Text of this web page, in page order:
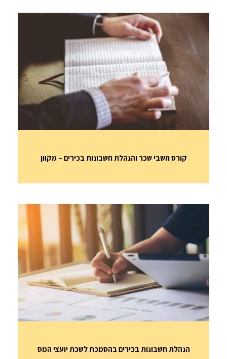
קורס חשבי שכר והנהלת חשבונות בכירים – מקוון
הנהלת חשבונות בכירים בהסמכת לשכת יועצי המס